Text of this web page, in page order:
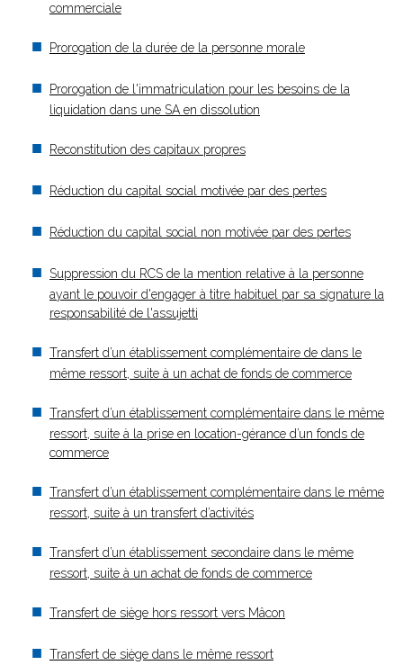
commerciale
Prorogation de la durée de la personne morale
Prorogation de l'immatriculation pour les besoins de la
liquidation dans une SA en dissolution
Reconstitution des capitaux propres
Réduction du capital social motivée par des pertes
Réduction du capital social non motivée par des pertes
Suppression du RCS de la mention relative à la personne
ayant le pouvoir d'engager à titre habituel par sa signature la
responsabilité de l'assujetti
Transfert d’un établissement complémentaire de dans le
même ressort, suite à un achat de fonds de commerce
Transfert d’un établissement complémentaire dans le même
ressort, suite à la prise en location-gérance d’un fonds de
commerce
Transfert d’un établissement complémentaire dans le même
ressort, suite à un transfert d’activités
Transfert d’un établissement secondaire dans le même
ressort, suite à un achat de fonds de commerce
Transfert de siège hors ressort vers Mâcon
Transfert de siège dans le même ressort